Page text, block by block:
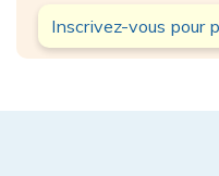
Inscrivez-vous pour